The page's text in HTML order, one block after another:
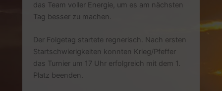
das Team voller Energie, um es am nächsten
Tag besser zu machen.
Der Folgetag startete regnerisch. Nach ersten
Startschwierigkeiten konnten Krieg/Pfeffer
das Turnier um 17 Uhr erfolgreich mit dem 1.
Platz beenden.